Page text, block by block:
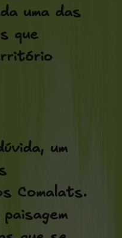
uma das
que
um
Comalats.